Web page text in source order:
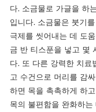
다. 소금물로 가글을 하
입니다. 소금물은 붓기
극제를 씻어내는 데 도
금 반 티스푼을 넣고 몇
다. 또 다른 강력한 치료
고 수건으로 머리를 감
하면 목을 촉촉하게 하
목의 불편함을 완화하